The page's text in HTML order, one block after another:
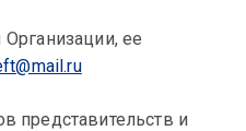
ее
представительств и